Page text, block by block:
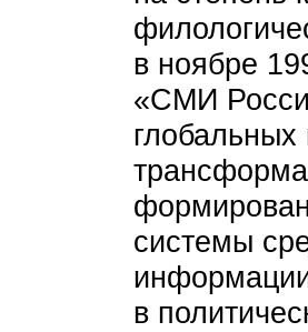
в ноябре
«СМИ
глобальных
системы
в